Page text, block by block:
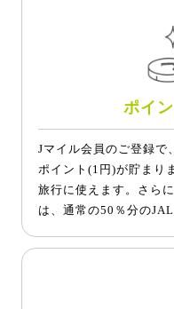
ポイ
Jマイル会員のご登録で
ポイント(1円)が貯まり
旅行に使えます。さら
は、通常の50％分の